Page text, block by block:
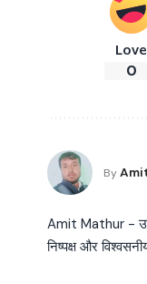
Love
0
By
Amit Mathur - उप
निष्पक्ष और